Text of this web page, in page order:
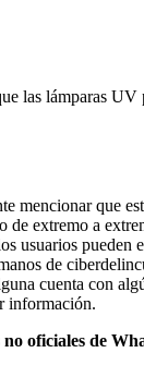
las lámparas UV
mencionar que
de extremo a
usuarios pueden
de
cuenta con
información.
no oficiales de